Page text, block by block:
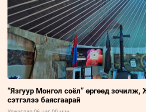
“Язгуур Монгол соёл” өргөөд зочилж,
сэтгэлээ баясгаарай